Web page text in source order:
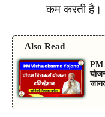
कम करती है।
Also Read
PM